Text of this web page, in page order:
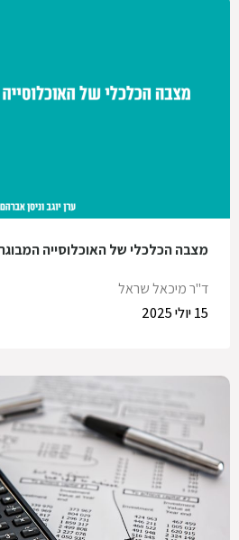
מצבה הכלכלי של האוכלוסייה
ד"ר מיכאל שראל
15 יולי 2025